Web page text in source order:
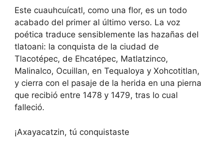
Este cuauhcuícatl, como una flor, es un todo
acabado del primer al último verso. La voz
poética traduce sensiblemente las hazañas del
tlatoani: la conquista de la ciudad de
Tlacotépec, de Ehcatépec, Matlatzinco,
Malinalco, Ocuillan, en Tequaloya y Xohcotitlan,
y cierra con el pasaje de la herida en una pierna
que recibió entre 1478 y 1479, tras lo cual
falleció.
¡Axayacatzin, tú conquistaste